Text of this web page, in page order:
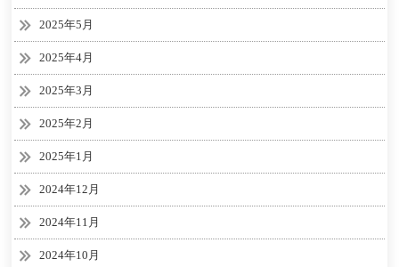
2025年5月
2025年4月
2025年3月
2025年2月
2025年1月
2024年12月
2024年11月
2024年10月